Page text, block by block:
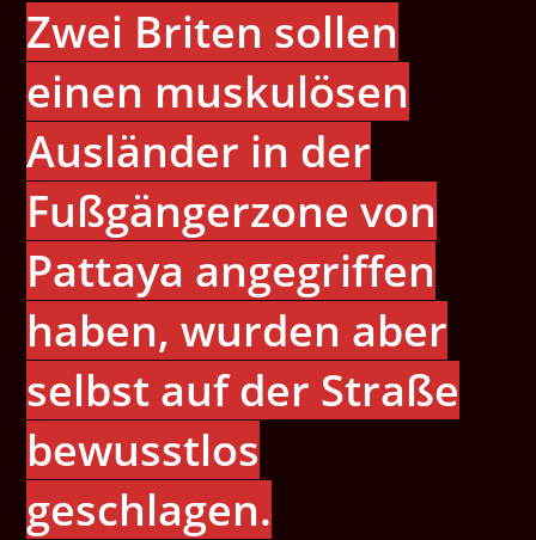
Zwei Briten sollen
einen muskulösen
Ausländer in der
Fußgängerzone von
Pattaya angegriffen
haben, wurden aber
selbst auf der Straße
bewusstlos
geschlagen.